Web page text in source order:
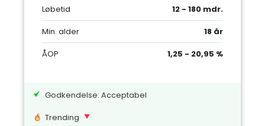
Løbetid
12 - 180 mdr.
Min. alder
18 år
ÅOP
1,25 - 20,95 %
Godkendelse: Acceptabel
Trending